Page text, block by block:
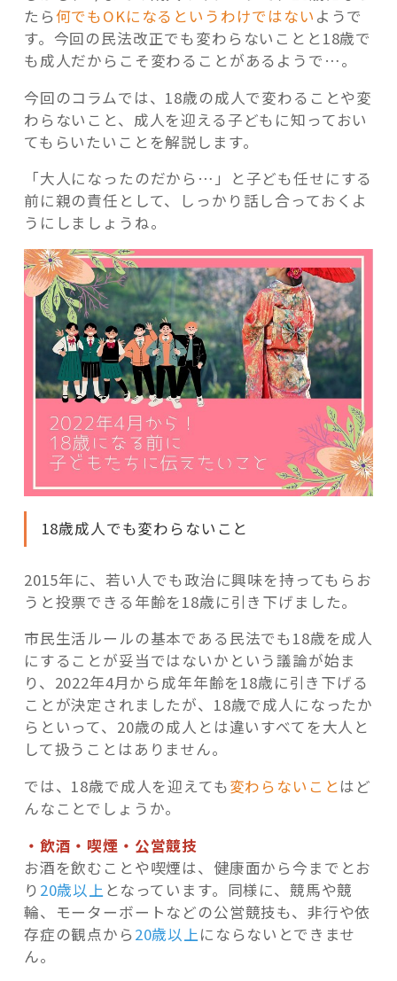
たら何でもOKになるというわけではない ようで
す。今回の民法改正でも変わらないことと18歳で
も成人だからこそ変わることがあるようで…。
今回のコラムでは、18歳の成人で変わることや変
わらないこと、成人を迎える子どもに知っておい
てもらいたいことを解説します。
「大人になったのだから…」と子ども任せにする
前に親の責任として、しっかり話し合っておくよ
うにしましょうね。
18歳成人でも変わらないこと
2015年に、若い人でも政治に興味を持ってもらお
うと投票できる年齢を18歳に引き下げました。
市民生活ルールの基本である民法でも18歳を成人
にすることが妥当ではないかという議論が始ま
り、2022年4月から成年年齢を18歳に引き下げる
ことが決定されましたが、18歳で成人になったか
らといって、20歳の成人とは違いすべてを大人と
して扱うことはありません。
では、18歳で成人を迎えても変わらないことはど
んなことでしょうか。
・飲酒・喫煙・公営競技
お酒を飲むことや喫煙は、健康面から今までとお
り 20歳以上となっています。同様に、競馬や競
輪、モーターボートなどの公営競技も、非行や依
存症の観点から20歳以上にならないとできませ
ん。